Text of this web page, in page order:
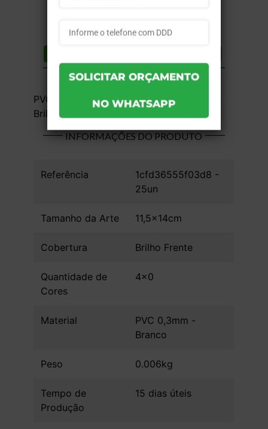
PVC 0,3mm - Branco - 4x0 - 11,5x14cm -
Brilho Frente - 25 unid
INFORMAÇÕES DO PRODUTO
Referência
1cfd36555f03d8 -
25un
Tamanho da Arte 11,5x14cm
Cobertura Brilho Frente
Quantidade de
Cores
4x0
Material
PVC 0,3mm -
Branco
Peso 0.006kg
Tempo de
Produção
15 dias úteis